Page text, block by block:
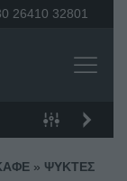
26410 32801
» ΨΥΚΤΕΣ